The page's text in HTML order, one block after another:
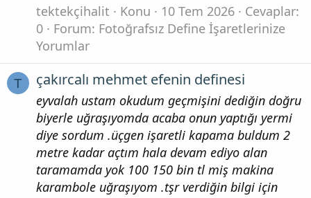
tektekçihalit
Konu 10 Tem 2026
Cevaplar:
0
Forum: Fotoğrafsız Define İşaretlerinize
Yorumlar
T çakırcalı mehmet efenin definesi
eyvalah ustam okudum geçmişini dediğin doğru
biyerle uğraşıyomda acaba onun yaptığı yermi
diye sordum .üçgen işaretli kapama buldum 2
metre kadar açtım hala devam ediyo alan
taramamda yok 100 150 bin tl miş makina
karambole uğraşıyom .tşr verdiğin bilgi için